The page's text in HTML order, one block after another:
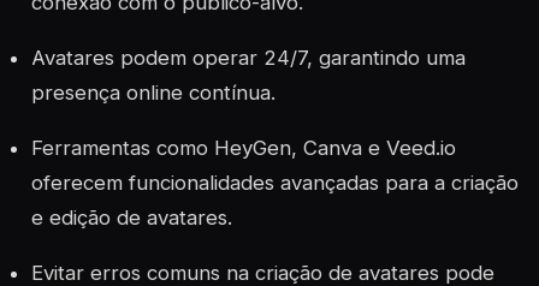
Avatares podem operar 24/7, garantindo uma
presença online contínua.
Ferramentas como HeyGen, Canva e Veed.io
oferecem funcionalidades avançadas para a criação
e edição de avatares.
Evitar erros comuns na criação de avatares pode